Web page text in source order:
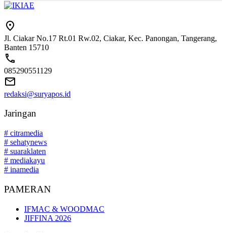
Jl. Ciakar No.17 Rt.01 Rw.02, Ciakar, Kec. Panongan, Tangerang,
Banten 15710
085290551129
redaksi@suryapos.id
Jaringan
# citramedia
# sehatynews
# suaraklaten
# mediakayu
# inamedia
PAMERAN
IFMAC & WOODMAC
JIFFINA 2026